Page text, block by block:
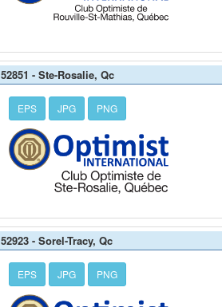
52851 - Ste-Rosalie, Qc
EPS JPG PNG
52923 - Sorel-Tracy, Qc
EPS JPG PNG